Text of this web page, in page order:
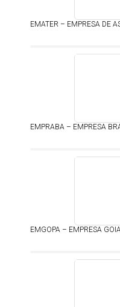
EMATER – EMPRESA DE
EMPRABA – EMPRESA
EMGOPA – EMPRESA